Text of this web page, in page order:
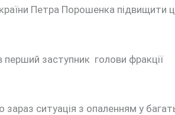
Петра Порошенка підвищити
перший заступник голови фракції
ситуація з опаленням у